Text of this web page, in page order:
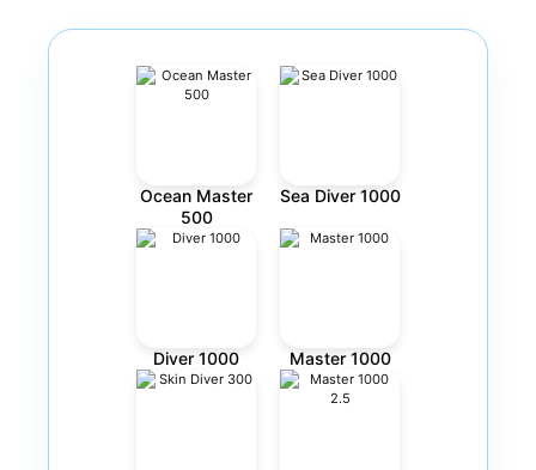
Ocean Master
500
Sea Diver 1000
Diver 1000 Master 1000